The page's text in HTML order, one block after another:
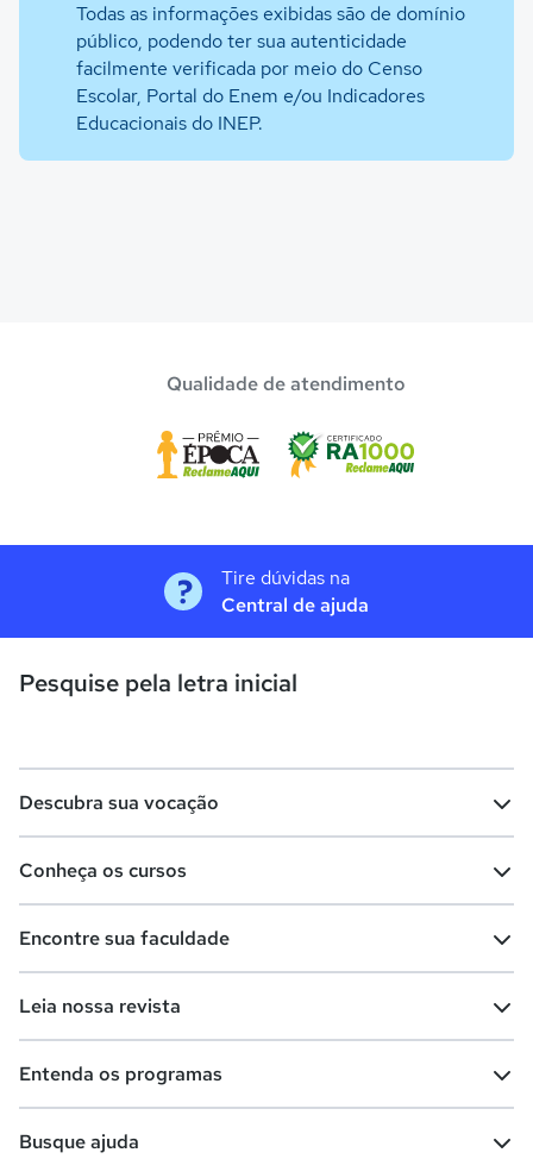
Todas as informações exibidas são de domínio
público, podendo ter sua autenticidade
facilmente verificada por meio do Censo
Escolar, Portal do Enem e/ou Indicadores
Educacionais do INEP.
Qualidade de atendimento
Tire dúvidas na
Central de ajuda
Pesquise pela letra inicial
Descubra sua vocação
Conheça os cursos
Cursos técnicos
Escolas
Encontre sua faculdade
Comunidade Quero
Leia nossa revista
Entenda os programas
Busque ajuda